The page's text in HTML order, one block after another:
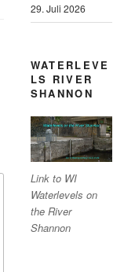
29. Juli 2026
WATERLEVE
LS RIVER
SHANNON
Link to WI
Waterlevels on
the River
Shannon